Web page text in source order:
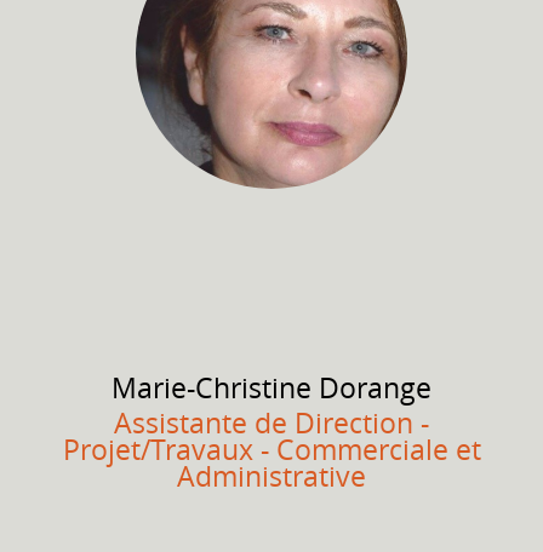
Marie-Christine Dorange
Assistante de Direction -
Projet/Travaux - Commerciale et
Administrative